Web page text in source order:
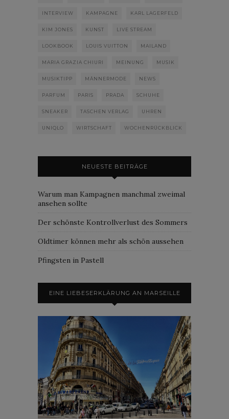
INTERVIEW KAMPAGNE KARL LAGERFELD
KIM JONES KUNST LIVE STREAM
LOOKBOOK LOUIS VUITTON MAILAND
MARIA GRAZIA CHIURI MEINUNG MUSIK
MUSIKTIPP MÄNNERMODE NEWS
PARFUM PARIS PRADA SCHUHE
SNEAKER TASCHEN VERLAG UHREN
UNIQLO WIRTSCHAFT WOCHENRÜCKBLICK
NEUESTE BEITRÄGE
Warum man Kampagnen manchmal zweimal
ansehen sollte
Der schönste Kontrollverlust des Sommers
Oldtimer können mehr als schön aussehen
Pfingsten in Pastell
EINE LIEBESERKLÄRUNG AN MARSEILLE